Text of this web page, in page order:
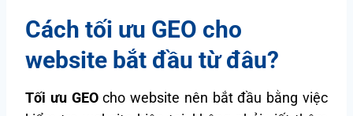
Cách tối ưu GEO cho
website bắt đầu từ đâu?
Tối ưu GEOcho website nên bắt đầu bằng việc